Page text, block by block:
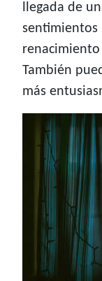
llegada de
sentimientos
También
más